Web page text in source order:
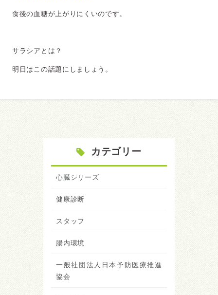
食後の血糖が上がりにくいのです。
サラシアとは？
明日はこの話題にしましょう。
カテゴリー
心臓シリーズ
健康診断
スタッフ
腸内環境
一般社団法人日本予防医療推進
協会